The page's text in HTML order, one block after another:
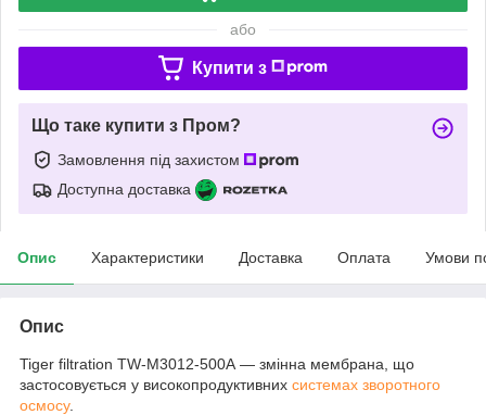
або
Купити з
Що таке купити з Пром?
Замовлення під захистом
Доступна доставка
Опис Характеристики Доставка Оплата Умови
Опис
Tiger filtration TW-M3012-500A — змінна мембрана, що
застосовується у високопродуктивних системах зворотного
осмосу.